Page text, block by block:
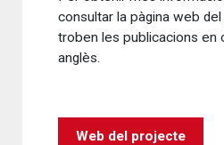
consultar la pàgina web
troben les publicacions en
anglès.
Web del projecte